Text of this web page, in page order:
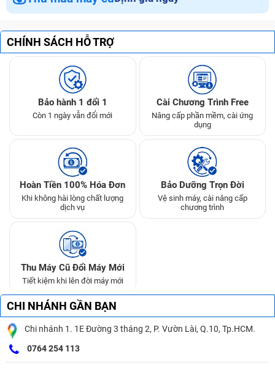
CHÍNH SÁCH HỖ TRỢ
Bảo hành 1 đổi 1
Còn 1 ngày vẫn đổi mới
Cài Chương Trình Free
Nâng cấp phần mềm, cài ứng
dụng
Hoàn Tiền 100% Hóa Đơn
Khi không hài lòng chất lượng
dịch vụ
Bảo Dưỡng Trọn Đời
Vệ sinh máy, cài nâng cấp
chương trình
Thu Máy Cũ Đổi Máy Mới
Tiết kiệm khi lên đời máy mới
CHI NHÁNH GẦN BẠN
Chi nhánh 1. 1E Đường 3 tháng 2, P. Vườn Lài, Q.10, Tp.HCM.
0764 254 113